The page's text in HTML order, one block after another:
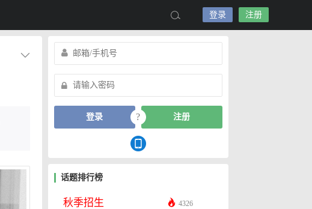
登录 注册
登录 ? 注册
话题排行榜
秋季招生 4326